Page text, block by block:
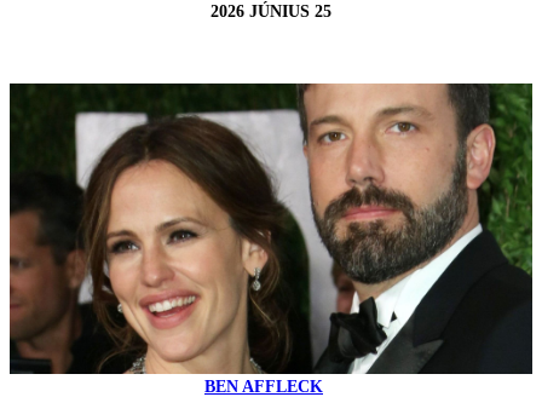
2026 JÚNIUS 25
BEN AFFLECK